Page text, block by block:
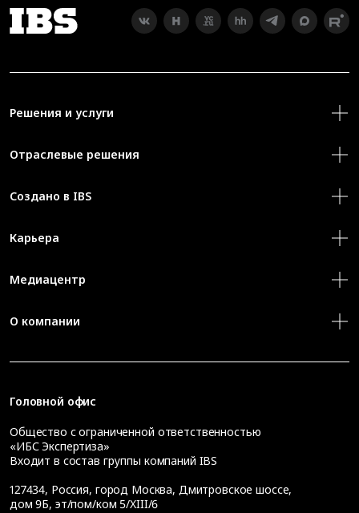
Решения и услуги
Отраслевые решения
Создано в IBS
Карьера
Медиацентр
О компании
Головной офис
Общество с ограниченной ответственностью
«ИБС Экспертиза»
Входит в состав группы компаний IBS
127434, Россия, город Москва, Дмитровское шоссе,
дом 9Б, эт/пом/ком 5/XIII/6